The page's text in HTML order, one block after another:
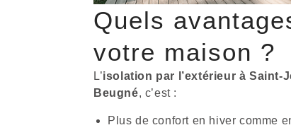
Quels
votre maison ?
L’isolation par l’extérieur à Saint-
Beugné, c’est :
Plus de confort en hiver comme